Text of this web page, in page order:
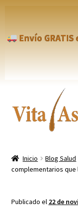
Envío
a
la
al
contenido
Aviso Legal
Blog
Inicio Blog Salud
complementarios que
Publicado el 22 de